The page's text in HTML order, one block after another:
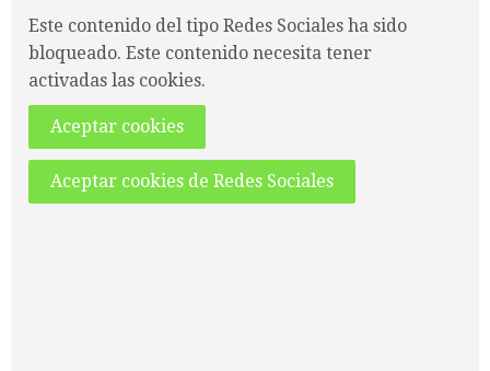
Este contenido del tipo Redes Sociales ha sido
bloqueado. Este contenido necesita tener
activadas las cookies.
Aceptar cookies
Aceptar cookies de Redes Sociales